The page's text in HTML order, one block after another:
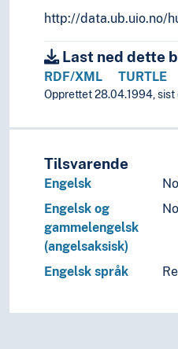
http://data.ub.uio.no/
Last ned dette
RDF/XML TURTLE
Opprettet 28.04.1994, sist
Tilsvarende
Engelsk
Engelsk og
gammelengelsk
(angelsaksisk)
Engelsk språk